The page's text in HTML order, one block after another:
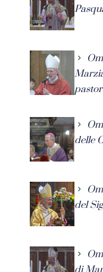
delle
del
di